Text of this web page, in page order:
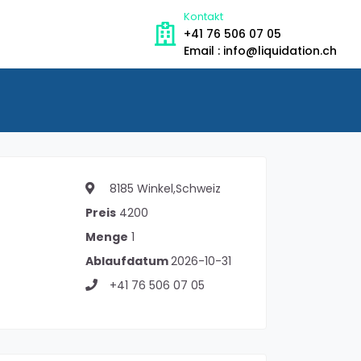
Kontakt
+41 76 506 07 05
Email : info@liquidation.ch
8185 Winkel,Schweiz
Preis 4200
Menge 1
Ablaufdatum2026-10-31
+41 76 506 07 05